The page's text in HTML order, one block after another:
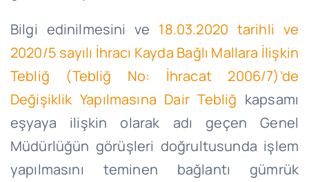
Bilgi edinilmesini ve 18.03.2020 tarihli ve
2020/5 sayılı İhracı Kayda Bağlı Mallara İlişkin
Tebliğ (Tebliğ No: İhracat 2006/7)’de
Değişiklik Yapılmasına Dair Tebliğ kapsamı
eşyaya ilişkin olarak adı geçen Genel
Müdürlüğün görüşleri doğrultusunda işlem
yapılmasını teminen bağlantı gümrük